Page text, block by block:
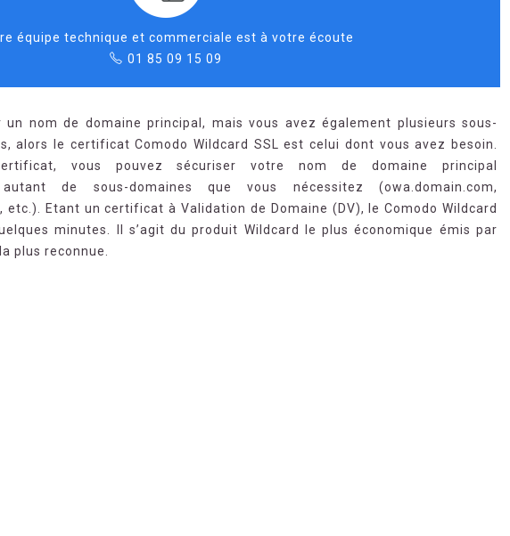
équipe technique et commerciale est à votre écoute
01 85 09 15 09
un nom de domaine principal, mais vous avez également plusieurs sous-
alors le certificat Comodo Wildcard SSL est celui dont vous avez besoin.
vous pouvez sécuriser votre nom de domaine principal
de sous-domaines que vous nécessitez (owa.domain.com,
etc.). Etant un certificat à Validation de Domaine (DV), le Comodo Wildcard
minutes. Il s’agit du produit Wildcard le plus économique émis par
plus reconnue.